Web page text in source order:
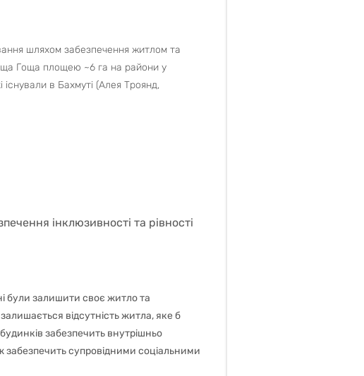
шляхом забезпечення житлом та
Гоща площею ~6 га на райони у
в Бахмуті (Алея Троянд,
інклюзивності та рівності
були залишити своє житло та
відсутність житла, яке б
забезпечить внутрішньо
супровідними соціальними